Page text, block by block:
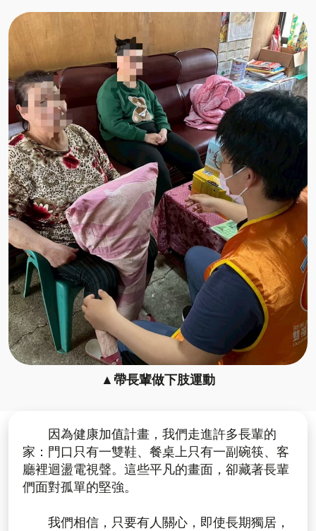
▲帶長輩做下肢運動
因為健康加值計畫，我們走進許多長輩的
家：門口只有一雙鞋、餐桌上只有一副碗筷、客
廳裡迴盪電視聲。這些平凡的畫面，卻藏著長輩
們面對孤單的堅強。
我們相信，只要有人關心，即使長期獨居，